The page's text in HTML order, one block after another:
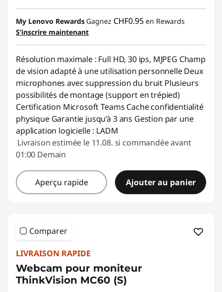
Bons de réduction en ligne :-CHF 34.50
Code de réduction :
My Lenovo Rewards Gagnez CHF0.95 en Rewards
S’inscrire maintenant
Résolution maximale : Full HD, 30 ips, MJPEG Champ
de vision adapté à une utilisation personnelle Deux
microphones avec suppression du bruit Plusieurs
possibilités de montage (support en trépied)
Certification Microsoft Teams Cache confidentialité
physique Garantie jusqu’à 3 ans Gestion par une
application logicielle : LADM
Livraison estimée le 11.08. si commandée avant
01:00 Demain
Aperçu rapide Ajouter au panier
Comparer
LIVRAISON RAPIDE
Webcam pour moniteur
ThinkVision MC60 (S)